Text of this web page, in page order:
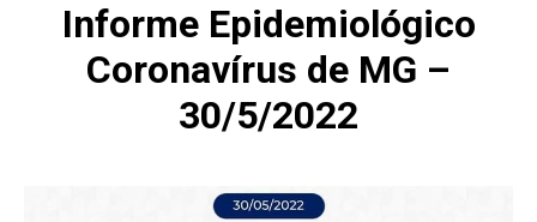
Informe Epidemiológico
Coronavírus de MG –
30/5/2022